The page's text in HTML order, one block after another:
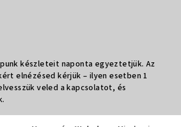
készleteit naponta egyeztetjük. Az
elnézésed kérjük – ilyen esetben 1
veled a kapcsolatot, és